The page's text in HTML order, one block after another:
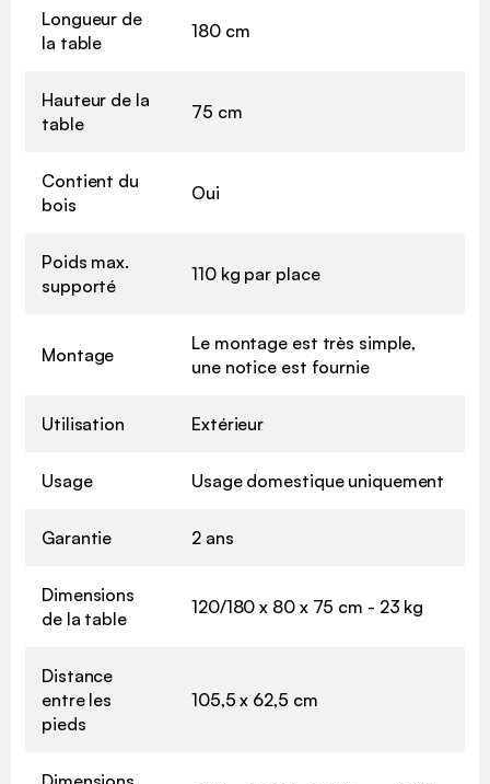
Longueur de
la table
180 cm
Hauteur de la
table
75 cm
Contient du
bois
Oui
Poids max.
supporté
110 kg par place
Montage
Le montage est très simple,
une notice est fournie
Utilisation Extérieur
Usage Usage domestique uniquement
Garantie 2 ans
Dimensions
de la table
120/180 x 80 x 75 cm - 23 kg
Distance
entre les
pieds
105,5 x 62,5 cm